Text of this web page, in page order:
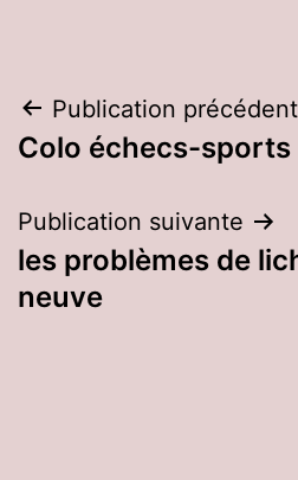
Navigation
de
l’article
Publication
Colo échecs-sports
Publication suivante
les problèmes de
neuve